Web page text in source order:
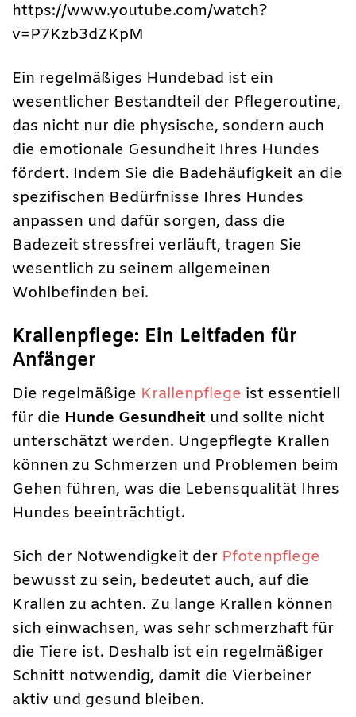
https://www.youtube.com/watch?
v=P7Kzb3dZKpM
Ein regelmäßiges Hundebad ist ein
wesentlicher Bestandteil der Pflegeroutine,
das nicht nur die physische, sondern auch
die emotionale Gesundheit Ihres Hundes
fördert. Indem Sie die Badehäufigkeit an die
spezifischen Bedürfnisse Ihres Hundes
anpassen und dafür sorgen, dass die
Badezeit stressfrei verläuft, tragen Sie
wesentlich zu seinem allgemeinen
Wohlbefinden bei.
Krallenpflege: Ein Leitfaden für
Anfänger
Die regelmäßige Krallenpflege ist essentiell
für die Hunde Gesundheit und sollte nicht
unterschätzt werden. Ungepflegte Krallen
können zu Schmerzen und Problemen beim
Gehen führen, was die Lebensqualität Ihres
Hundes beeinträchtigt.
Sich der Notwendigkeit der Pfotenpflege
bewusst zu sein, bedeutet auch, auf die
Krallen zu achten. Zu lange Krallen können
sich einwachsen, was sehr schmerzhaft für
die Tiere ist. Deshalb ist ein regelmäßiger
Schnitt notwendig, damit die Vierbeiner
aktiv und gesund bleiben.